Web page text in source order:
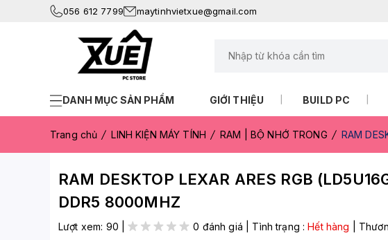
056 612 7799 maytinhvietxue@gmail.com
DANH MỤC SẢN PHẨM GIỚI THIỆU BUILD PC
Trang chủ LINH KIỆN MÁY TÍNH RAM | BỘ NHỚ TRONG RAM
RAM DESKTOP LEXAR ARES RGB
DDR5 8000MHZ
Lượt xem: 90 | 0 đánh giá Tình trạng :Hết hàng